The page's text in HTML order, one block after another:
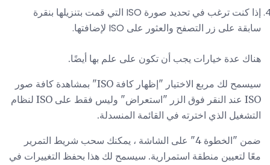
إذا كنت ترغب في تحديد صورة ISO التي قمت بتنزيلها بنقرة
سابقة على زر التصفح والعثور على ISO لإضافتها.
هناك عدة خيارات يجب أن تكون على علم بها أيضًا.
سيسمح لك مربع الاختيار "إظهار كافة ISO" بمشاهدة كافة صور
ISO عند النقر فوق الزر "استعراض" وليس فقط على ISO لنظام
التشغيل الذي اخترته في القائمة المنسدلة.
ضمن "الخطوة 4" على الشاشة ، يمكنك سحب شريط التمرير
معًا لتعيين منطقة استمرارية. سيسمح لك هذا بحفظ التغييرات في